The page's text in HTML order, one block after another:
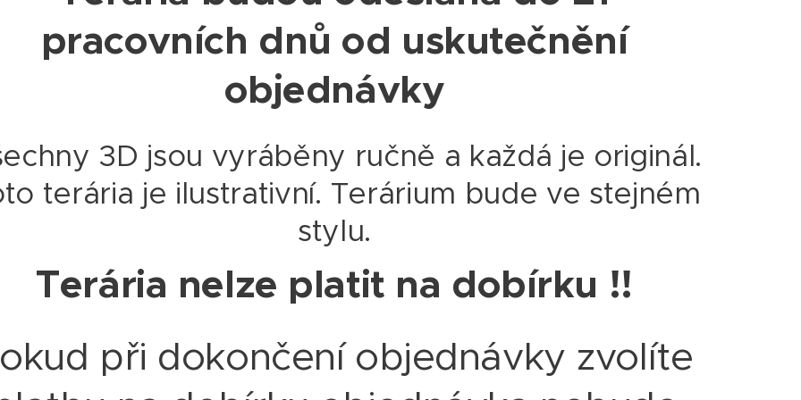
pracovních dnů od uskutečnění
objednávky
3D jsou vyráběny ručně a každá je originál.
terária je ilustrativní. Terárium bude ve stejném
stylu.
Terária nelze platit na dobírku !!
při dokončení objednávky zvolíte